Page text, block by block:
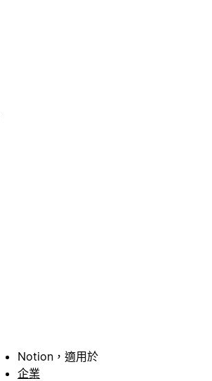
Notion，適用於
企業